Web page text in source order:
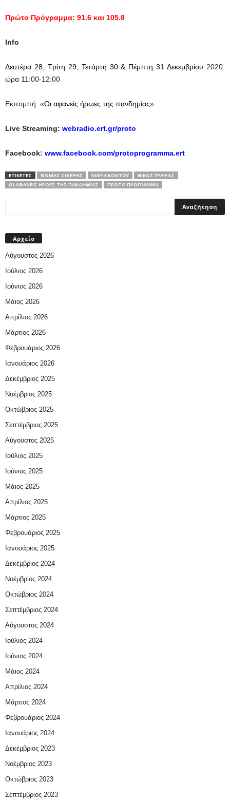
Πρώτο Πρόγραμμα: 91.6 και 105.8
Info
Δευτέρα 28, Τρίτη 29, Τετάρτη 30 & Πέμπτη 31 Δεκεμβρίου 2020,
ώρα 11:00-12:00
Εκπομπή: «Οι αφανείς ήρωες της πανδημίας»
Live Streaming: webradio.ert.gr/proto
Facebook: www.facebook.com/protoprogramma.ert
ΕΤΙΚΕΤΕΣ ΘΩΜΆΣ ΣΊΔΕΡΗΣ ΜΑΡΊΑ ΚΌΝΤΟΥ
ΝΊΚΟΣ ΓΡΆΨΑΣ
ΟΙ ΑΦΑΝΕΊΣ ΉΡΩΕΣ ΤΗΣ ΠΑΝΔΗΜΊΑΣ
ΠΡΩΤΟ ΠΡΟΓΡΑΜΜΑ
Αρχείο
Αύγουστος 2026
Ιούλιος 2026
Ιούνιος 2026
Μάιος 2026
Απρίλιος 2026
Μάρτιος 2026
Φεβρουάριος 2026
Ιανουάριος 2026
Δεκέμβριος 2025
Νοέμβριος 2025
Οκτώβριος 2025
Σεπτέμβριος 2025
Αύγουστος 2025
Ιούλιος 2025
Ιούνιος 2025
Μάιος 2025
Απρίλιος 2025
Μάρτιος 2025
Φεβρουάριος 2025
Ιανουάριος 2025
Δεκέμβριος 2024
Νοέμβριος 2024
Οκτώβριος 2024
Σεπτέμβριος 2024
Αύγουστος 2024
Ιούλιος 2024
Ιούνιος 2024
Μάιος 2024
Απρίλιος 2024
Μάρτιος 2024
Φεβρουάριος 2024
Ιανουάριος 2024
Δεκέμβριος 2023
Νοέμβριος 2023
Οκτώβριος 2023
Σεπτέμβριος 2023